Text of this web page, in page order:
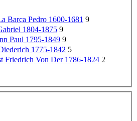
Barca Pedro 1600-1681 9
1804-1875 9
Paul 1795-1849 9
1775-1842 5
Friedrich Von Der 1786-1824 2